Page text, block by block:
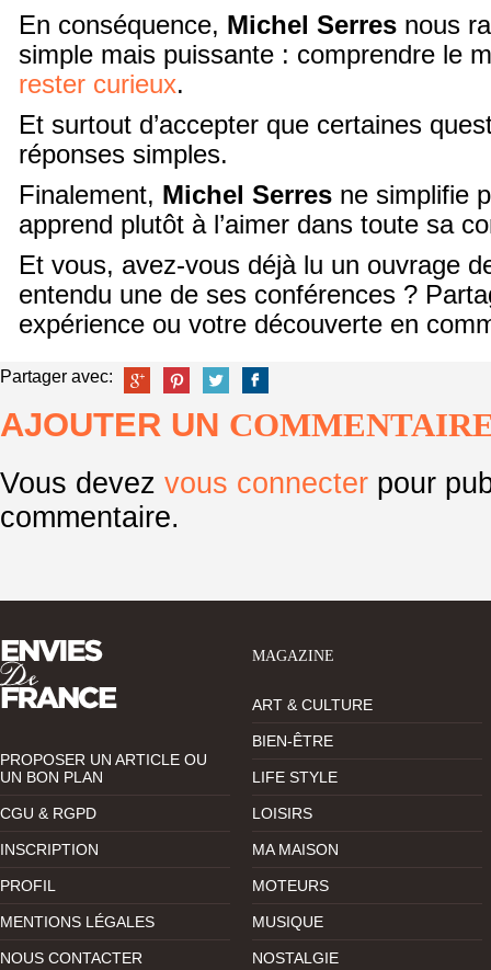
En conséquence, Michel Serres nous
simple mais puissante : comprendre le
rester curieux.
Et surtout d’accepter que certaines
réponses simples.
Finalement, Michel Serres ne simplifie
apprend plutôt à l’aimer dans toute sa
Et vous, avez-vous déjà lu un ouvrage
entendu une de ses conférences ?
expérience ou votre découverte en
Partager avec:
AJOUTER UN
Vous devez vous connecter pour
commentaire.
PROPOSER UN ARTICLE OU
UN BON PLAN
CGU & RGPD
INSCRIPTION
PROFIL
MENTIONS LÉGALES
NOUS CONTACTER
MAGAZINE
ART & CULTURE
BIEN-ÊTRE
LIFE STYLE
LOISIRS
MA MAISON
MOTEURS
MUSIQUE
NOSTALGIE